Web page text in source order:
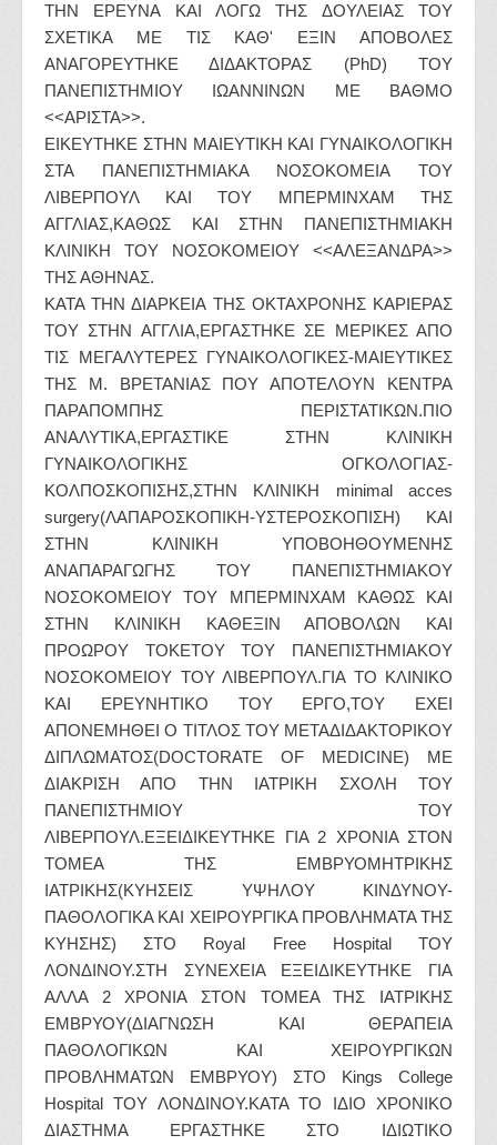
ΤΗΝ ΕΡΕΥΝΑ ΚΑΙ ΛΟΓΩ ΤΗΣ ΔΟΥΛΕΙΑΣ ΤΟΥ
ΣΧΕΤΙΚΑ ΜΕ ΤΙΣ ΚΑΘ' ΕΞΙΝ ΑΠΟΒΟΛΕΣ
ΑΝΑΓΟΡΕΥΤΗΚΕ ΔΙΔΑΚΤΟΡΑΣ (PhD) ΤΟΥ
ΠΑΝΕΠΙΣΤΗΜΙΟΥ ΙΩΑΝΝΙΝΩΝ ΜΕ ΒΑΘΜΟ
<<ΑΡΙΣΤΑ>>.
ΕΙΚΕΥΤΗΚΕ ΣΤΗΝ ΜΑΙΕΥΤΙΚΗ ΚΑΙ ΓΥΝΑΙΚΟΛΟΓΙΚΗ
ΣΤΑ ΠΑΝΕΠΙΣΤΗΜΙΑΚΑ ΝΟΣΟΚΟΜΕΙΑ ΤΟΥ
ΛΙΒΕΡΠΟΥΛ ΚΑΙ ΤΟΥ ΜΠΕΡΜΙΝΧΑΜ ΤΗΣ
ΑΓΓΛΙΑΣ,ΚΑΘΩΣ ΚΑΙ ΣΤΗΝ ΠΑΝΕΠΙΣΤΗΜΙΑΚΗ
ΚΛΙΝΙΚΗ ΤΟΥ ΝΟΣΟΚΟΜΕΙΟΥ <<ΑΛΕΞΑΝΔΡΑ>>
ΤΗΣ ΑΘΗΝΑΣ.
ΚΑΤΑ ΤΗΝ ΔΙΑΡΚΕΙΑ ΤΗΣ ΟΚΤΑΧΡΟΝΗΣ ΚΑΡΙΕΡΑΣ
ΤΟΥ ΣΤΗΝ ΑΓΓΛΙΑ,ΕΡΓΑΣΤΗΚΕ ΣΕ ΜΕΡΙΚΕΣ ΑΠΟ
ΤΙΣ ΜΕΓΑΛΥΤΕΡΕΣ ΓΥΝΑΙΚΟΛΟΓΙΚΕΣ-ΜΑΙΕΥΤΙΚΕΣ
ΤΗΣ Μ. ΒΡΕΤΑΝΙΑΣ ΠΟΥ ΑΠΟΤΕΛΟΥΝ ΚΕΝΤΡΑ
ΠΑΡΑΠΟΜΠΗΣ ΠΕΡΙΣΤΑΤΙΚΩΝ.ΠΙΟ
ΑΝΑΛΥΤΙΚΑ,ΕΡΓΑΣΤΙΚΕ ΣΤΗΝ ΚΛΙΝΙΚΗ
ΓΥΝΑΙΚΟΛΟΓΙΚΗΣ ΟΓΚΟΛΟΓΙΑΣ-
ΚΟΛΠΟΣΚΟΠΙΣΗΣ,ΣΤΗΝ ΚΛΙΝΙΚΗ minimal acces
surgery(ΛΑΠΑΡΟΣΚΟΠΙΚΗ-ΥΣΤΕΡΟΣΚΟΠΙΣΗ) ΚΑΙ
ΣΤΗΝ ΚΛΙΝΙΚΗ ΥΠΟΒΟΗΘΟΥΜΕΝΗΣ
ΑΝΑΠΑΡΑΓΩΓΗΣ ΤΟΥ ΠΑΝΕΠΙΣΤΗΜΙΑΚΟΥ
ΝΟΣΟΚΟΜΕΙΟΥ ΤΟΥ ΜΠΕΡΜΙΝΧΑΜ ΚΑΘΩΣ ΚΑΙ
ΣΤΗΝ ΚΛΙΝΙΚΗ ΚΑΘΕΞΙΝ ΑΠΟΒΟΛΩΝ ΚΑΙ
ΠΡΟΩΡΟΥ ΤΟΚΕΤΟΥ ΤΟΥ ΠΑΝΕΠΙΣΤΗΜΙΑΚΟΥ
ΝΟΣΟΚΟΜΕΙΟΥ ΤΟΥ ΛΙΒΕΡΠΟΥΛ.ΓΙΑ ΤΟ ΚΛΙΝΙΚΟ
ΚΑΙ ΕΡΕΥΝΗΤΙΚΟ ΤΟΥ ΕΡΓΟ,ΤΟΥ ΕΧΕΙ
ΑΠΟΝΕΜΗΘΕΙ Ο ΤΙΤΛΟΣ ΤΟΥ ΜΕΤΑΔΙΔΑΚΤΟΡΙΚΟΥ
ΔΙΠΛΩΜΑΤΟΣ(DOCTORATE OF MEDICINE) ΜΕ
ΔΙΑΚΡΙΣΗ ΑΠΟ ΤΗΝ ΙΑΤΡΙΚΗ ΣΧΟΛΗ ΤΟΥ
ΠΑΝΕΠΙΣΤΗΜΙΟΥ ΤΟΥ
ΛΙΒΕΡΠΟΥΛ.ΕΞΕΙΔΙΚΕΥΤΗΚΕ ΓΙΑ 2 ΧΡΟΝΙΑ ΣΤΟΝ
ΤΟΜΕΑ ΤΗΣ ΕΜΒΡΥΟΜΗΤΡΙΚΗΣ
ΙΑΤΡΙΚΗΣ(ΚΥΗΣΕΙΣ ΥΨΗΛΟΥ ΚΙΝΔΥΝΟΥ-
ΠΑΘΟΛΟΓΙΚΑ ΚΑΙ ΧΕΙΡΟΥΡΓΙΚΑ ΠΡΟΒΛΗΜΑΤΑ ΤΗΣ
ΚΥΗΣΗΣ) ΣΤΟ Royal Free Hospital ΤΟΥ
ΛΟΝΔΙΝΟΥ.ΣΤΗ ΣΥΝΕΧΕΙΑ ΕΞΕΙΔΙΚΕΥΤΗΚΕ ΓΙΑ
ΑΛΛΑ 2 ΧΡΟΝΙΑ ΣΤΟΝ ΤΟΜΕΑ ΤΗΣ ΙΑΤΡΙΚΗΣ
ΕΜΒΡΥΟΥ(ΔΙΑΓΝΩΣΗ ΚΑΙ ΘΕΡΑΠΕΙΑ
ΠΑΘΟΛΟΓΙΚΩΝ ΚΑΙ ΧΕΙΡΟΥΡΓΙΚΩΝ
ΠΡΟΒΛΗΜΑΤΩΝ ΕΜΒΡΥΟΥ) ΣΤΟ Kings College
Hospital ΤΟΥ ΛΟΝΔΙΝΟΥ.ΚΑΤΑ ΤΟ ΙΔΙΟ ΧΡΟΝΙΚΟ
ΔΙΑΣΤΗΜΑ ΕΡΓΑΣΤΗΚΕ ΣΤΟ ΙΔΙΩΤΙΚΟ